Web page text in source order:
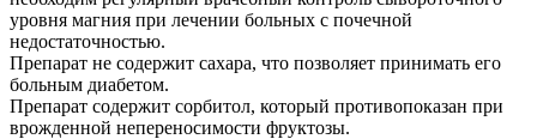
уровня магния при лечении больных с почечной
недостаточностью.
Препарат не содержит сахара, что позволяет принимать его
больным диабетом.
Препарат содержит сорбитол, который противопоказан при
врожденной непереносимости фруктозы.